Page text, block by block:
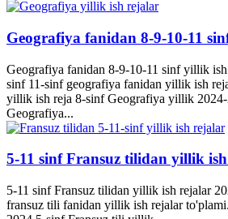
Geografiya fanidan 8-9-10-11
Geografiya fanidan 8-9-10-11 sinf yillik
sinf 11-sinf geografiya fanidan yillik ish
yillik ish reja 8-sinf Geografiya yillik
Geografiya...
5-11 sinf Fransuz tilidan yillik
5-11 sinf Fransuz tilidan yillik ish rejalar
fransuz tili fanidan yillik ish rejalar